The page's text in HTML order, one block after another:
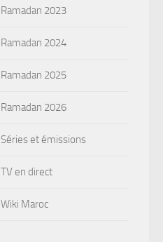
Ramadan 2023
Ramadan 2024
Ramadan 2025
Ramadan 2026
Séries et émissions
TV en direct
Wiki Maroc